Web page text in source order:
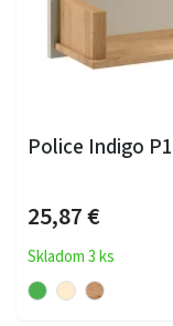
Police Indigo P1
25,87 €
Skladom 3 ks